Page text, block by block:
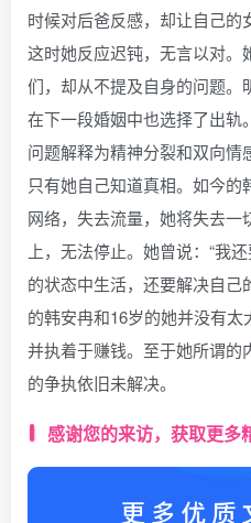
时候对后爸反感，却让自己的
这时她反应迟钝，无言以对。
们，却从不提及自身的问题
在下一段婚姻中也选择了出
问题解释为精神分裂和双向
只有她自己知道真相。如今
网络，失去流量，她将失去一
上，无法停止。她曾说：“我
的状态中生活，还要解决自己
的韩安冉和16岁的她并没有太
并执着于赚钱。至于她所谓的
的争执依旧未解决。
感谢您的来访，获取更多